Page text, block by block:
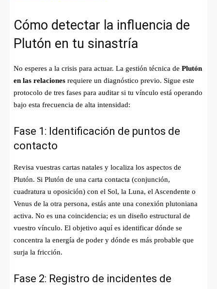
Cómo detectar la influencia de
Plutón en tu sinastría
No esperes a la crisis para actuar. La gestión técnica de Plutón
en las relaciones requiere un diagnóstico previo. Sigue este
protocolo de tres fases para auditar si tu vínculo está operando
bajo esta frecuencia de alta intensidad:
Fase 1: Identificación de puntos de
contacto
Revisa vuestras cartas natales y localiza los aspectos de
Plutón. Si Plutón de una carta contacta (conjunción,
cuadratura u oposición) con el Sol, la Luna, el Ascendente o
Venus de la otra persona, estás ante una conexión plutoniana
activa. No es una coincidencia; es un diseño estructural de
vuestro vínculo. El objetivo aquí es identificar dónde se
concentra la energía de poder y dónde es más probable que
surja la fricción.
Fase 2: Registro de incidentes de